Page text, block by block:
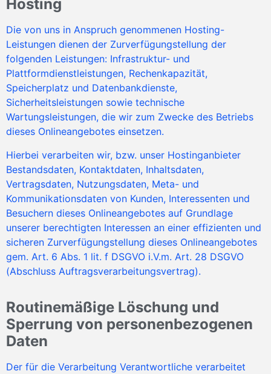
Hosting
Die von uns in Anspruch genommenen Hosting-
Leistungen dienen der Zurverfügungstellung der
folgenden Leistungen: Infrastruktur- und
Plattformdienstleistungen, Rechenkapazität,
Speicherplatz und Datenbankdienste,
Sicherheitsleistungen sowie technische
Wartungsleistungen, die wir zum Zwecke des Betriebs
dieses Onlineangebotes einsetzen.
Hierbei verarbeiten wir, bzw. unser Hostinganbieter
Bestandsdaten, Kontaktdaten, Inhaltsdaten,
Vertragsdaten, Nutzungsdaten, Meta- und
Kommunikationsdaten von Kunden, Interessenten und
Besuchern dieses Onlineangebotes auf Grundlage
unserer berechtigten Interessen an einer effizienten und
sicheren Zurverfügungstellung dieses Onlineangebotes
gem. Art. 6 Abs. 1 lit. f DSGVO i.V.m. Art. 28 DSGVO
(Abschluss Auftragsverarbeitungsvertrag).
Routinemäßige Löschung und
Sperrung von personenbezogenen
Daten
Der für die Verarbeitung Verantwortliche verarbeitet